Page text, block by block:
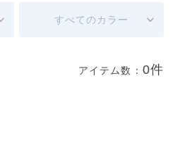
すべてのカラー
アイテム数： 0件